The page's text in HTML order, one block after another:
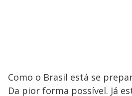
Como o Brasil está se
Da pior forma possível. Já